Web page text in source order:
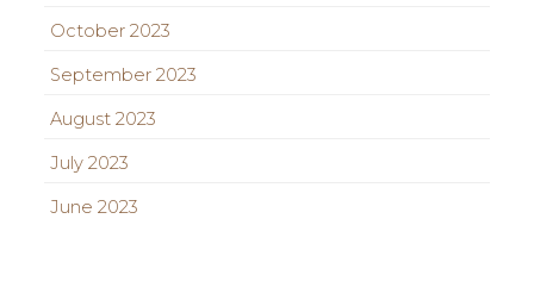
October 2023
September 2023
August 2023
July 2023
June 2023